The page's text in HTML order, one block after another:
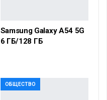
Samsung Galaxy A54 5G
6 ГБ/128 ГБ
ОБЩЕСТВО